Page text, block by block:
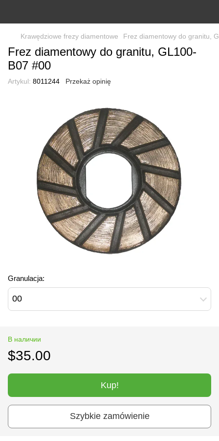
Krawędziowe frezy diamentowe Frez diamentowy do granitu,
Frez diamentowy do granitu, GL100-
B07 #00
Artykul: 8011244 Przekaż opinię
Granulacja:
00
В наличии
$35.00
Kup!
Szybkie zamówienie